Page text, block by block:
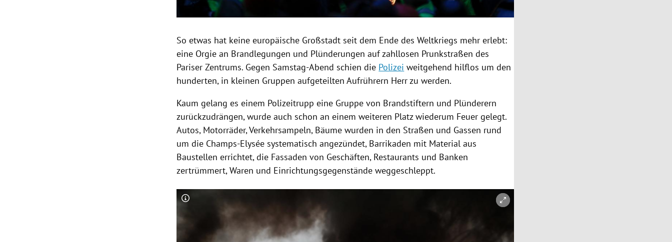
So etwas hat keine europäische Großstadt seit dem Ende des Weltkriegs mehr erlebt:
eine Orgie an Brandlegungen und Plünderungen auf zahllosen Prunkstraßen des
Pariser Zentrums. Gegen Samstag-Abend schien die Polizei weitgehend hilflos um den
hunderten, in kleinen Gruppen aufgeteilten Aufrührern Herr zu werden.
Kaum gelang es einem Polizeitrupp eine Gruppe von Brandstiftern und Plünderern
zurückzudrängen, wurde auch schon an einem weiteren Platz wiederum Feuer gelegt.
Autos, Motorräder, Verkehrsampeln, Bäume wurden in den Straßen und Gassen rund
um die Champs-Elysée systematisch angezündet, Barrikaden mit Material aus
Baustellen errichtet, die Fassaden von Geschäften, Restaurants und Banken
zertrümmert, Waren und Einrichtungsgegenstände weggeschleppt.
Copyright-Hinweis öffnen/schließen